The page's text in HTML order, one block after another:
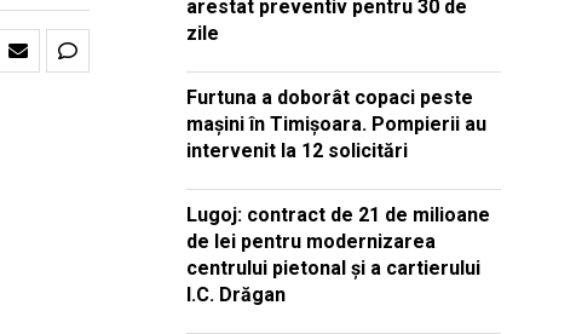
arestat preventiv pentru 30 de
zile
Furtuna a doborât copaci peste
mașini în Timișoara. Pompierii au
intervenit la 12 solicitări
Lugoj: contract de 21 de milioane
de lei pentru modernizarea
centrului pietonal și a cartierului
I.C. Drăgan